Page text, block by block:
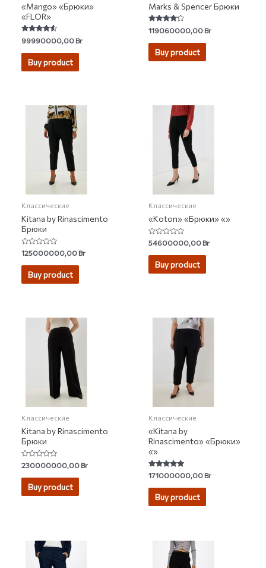
«Mango» «Брюки»
«FLOR»
Rated
4.33
out of 5
99990000,00Br
Buy product
Marks & Spencer Брюки
Rated
4.00
out of 5
119060000,00Br
Buy product
Классические
Kitana by Rinascimento
Брюки
Rated
0
out
125000000,00Br
Buy product
Классические
«Koton» «Брюки» «»
Rated
0
out
54600000,00Br
Buy product
Классические
Kitana by Rinascimento
Брюки
Rated
0
out
230000000,00Br
Buy product
Классические
«Kitana by
Rinascimento» «Брюки»
«»
Rated
5.00
out of 5
171000000,00Br
Buy product